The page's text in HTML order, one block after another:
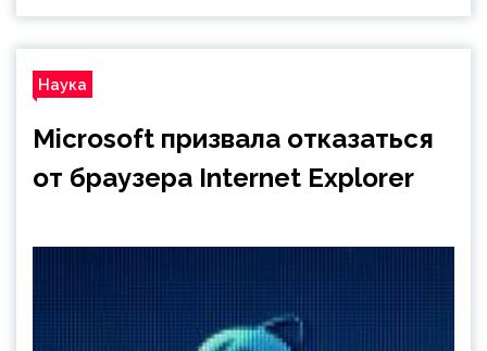
Наука
Microsoft призвала отказаться
от браузера Internet Explorer